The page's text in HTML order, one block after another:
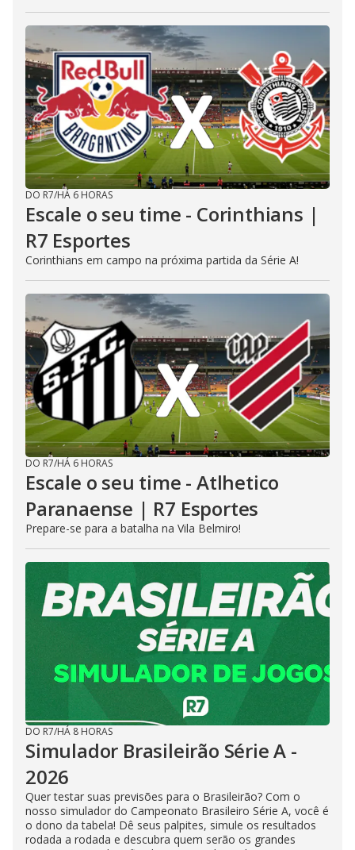
DO R7/HÁ 6 HORAS
Escale o seu time - Corinthians |
R7 Esportes
Corinthians em campo na próxima partida da Série A!
DO R7/HÁ 6 HORAS
Escale o seu time - Atlhetico
Paranaense | R7 Esportes
Prepare-se para a batalha na Vila Belmiro!
DO R7/HÁ 8 HORAS
Simulador Brasileirão Série A -
2026
Quer testar suas previsões para o Brasileirão? Com o
nosso simulador do Campeonato Brasileiro Série A, você é
o dono da tabela! Dê seus palpites, simule os resultados
rodada a rodada e descubra quem serão os grandes